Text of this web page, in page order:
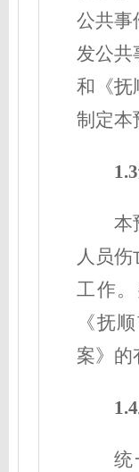
公共事
发公共
和《抚
制定本
本
人员
工作
《抚
案》的
统